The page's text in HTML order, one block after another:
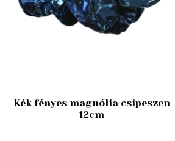
Kék fényes magnólia csipeszen
12cm